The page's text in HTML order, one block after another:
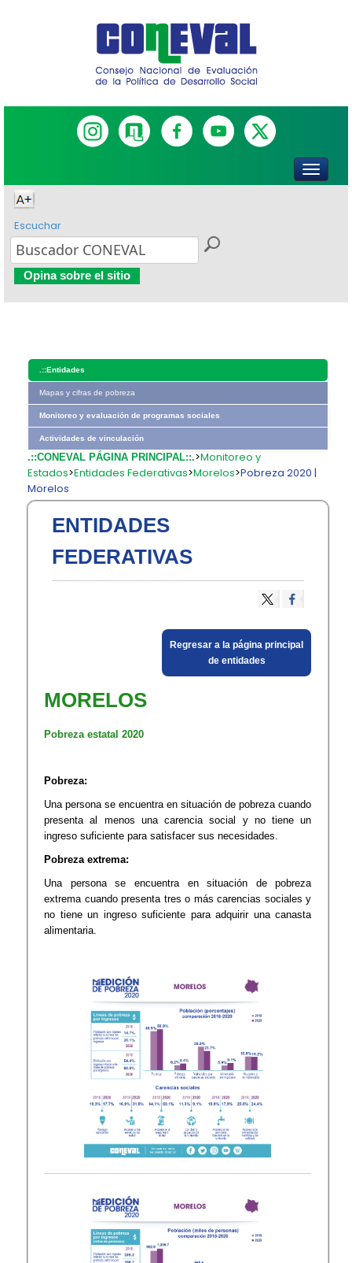
Escuchar
Opina sobre el sitio
.::Entidades
Mapas y cifras de pobreza
Monitoreo y evaluación de programas sociales
Actividades de vinculación
.::CONEVAL PÁGINA PRINCIPAL::.>Monitoreo y
Estados>Entidades Federativas>Morelos>Pobreza 2020 |
Morelos
ENTIDADES
FEDERATIVAS
​Regresar a la página principal
de entidades​
​MORELOS
Pobreza estatal 2020
Pobreza:
Una persona se encuentra en situación de pobreza cuando
presenta al menos una carencia social y no tiene un
ingreso suficiente para satisfacer sus necesidades.
Pobreza extrema:
Una persona se encuentra en situación de pobreza
extrema cuando presenta tres o más carencias sociales y
no tiene un ingreso suficiente para adquirir una canasta
alimentaria.​​